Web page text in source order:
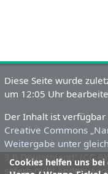
Cookies helfen uns
Diese Seite wurde
um 12:05 Uhr
Der Inhalt ist
Creative Commons
Weitergabe unter
3.0 Deutschland“ (CC
sofern nicht anders